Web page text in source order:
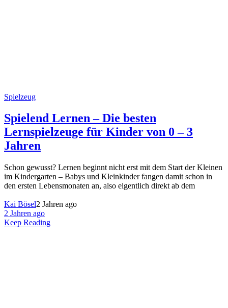
Spielzeug
Spielend Lernen – Die besten
Lernspielzeuge für Kinder von 0 – 3
Jahren
Schon gewusst? Lernen beginnt nicht erst mit dem Start der Kleinen
im Kindergarten – Babys und Kleinkinder fangen damit schon in
den ersten Lebensmonaten an, also eigentlich direkt ab dem
Kai Bösel2 Jahren ago
2 Jahren ago
Keep Reading